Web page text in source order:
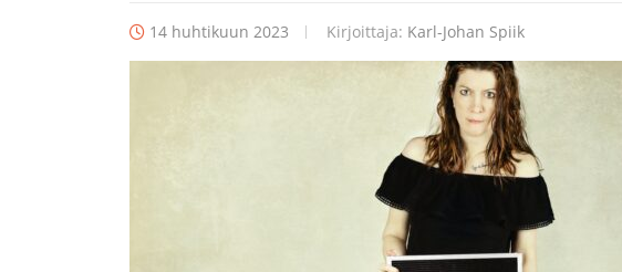
14 huhtikuun 2023 Kirjoittaja: Karl-Johan Spiik